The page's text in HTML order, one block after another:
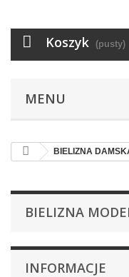
Koszyk (pusty)
MENU
BIELIZNA
BIELIZNA
INFORMACJE